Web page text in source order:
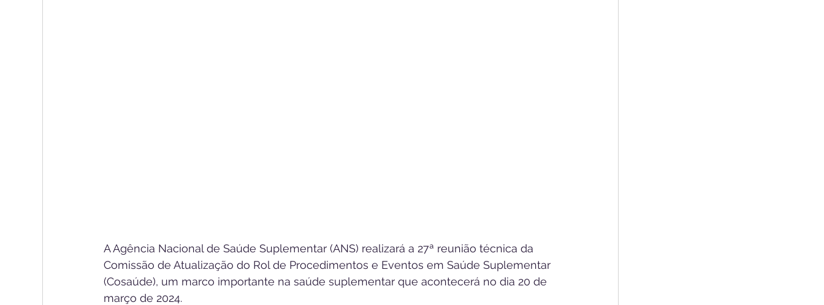
A Agência Nacional de Saúde Suplementar (ANS) realizará a 27ª reunião técnica da
Comissão de Atualização do Rol de Procedimentos e Eventos em Saúde Suplementar
(Cosaúde), um marco importante na saúde suplementar que acontecerá no dia 20 de
março de 2024.